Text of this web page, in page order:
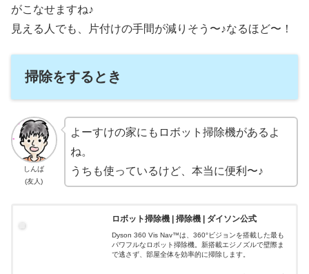
がこなせますね♪
見える人でも、片付けの手間が減りそう〜♪なるほど〜！
掃除をするとき
しんば
(友人)
よーすけの家にもロボット掃除機があるよ
ね。
うちも使っているけど、本当に便利〜♪
ロボット掃除機 | 掃除機 | ダイソン公式
Dyson 360 Vis Nav™は、360°ビジョンを搭載した最も
パワフルなロボット掃除機。新搭載エジノズルで壁際ま
で逃さず、部屋全体を効率的に掃除します。